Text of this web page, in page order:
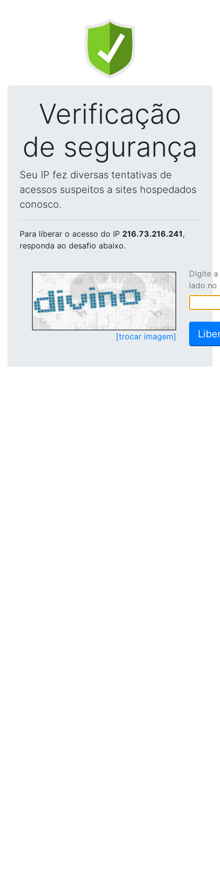
Verificação
de segurança
Seu IP fez diversas tentativas de
acessos suspeitos a sites hospedados
conosco.
Para liberar o acesso do IP 216.73.216.241,
responda ao desafio abaixo.
[trocar imagem]
Digite
lado no